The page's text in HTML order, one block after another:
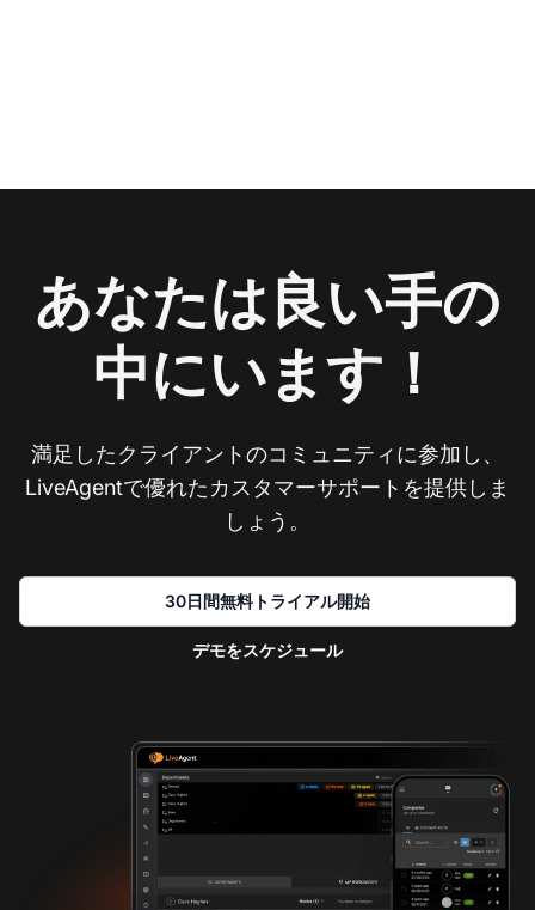
あなたは良い手の
中にいます！
満足したクライアントのコミュニティに参加し、
LiveAgentで優れたカスタマーサポートを提供しま
しょう。
30日間無料トライアル開始
デモをスケジュール